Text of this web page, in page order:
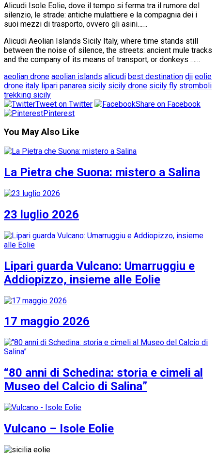
Alicudi Isole Eolie, dove il tempo si ferma tra il rumore del
silenzio, le strade: antiche mulattiere e la compagnia dei i
suoi mezzi di trasporto, ovvero gli asini……
Alicudi Aeolian Islands Sicily Italy, where time stands still
between the noise of silence, the streets: ancient mule tracks
and the company of its means of transport, or donkeys ……
aeolian drone aeolian islands alicudi best destination dji eolie
drone italy lipari panarea sicily sicily drone sicily fly stromboli
trekking sicily
Tweet on Twitter
Share on Facebook
Pinterest
You May Also Like
La Pietra che Suona: mistero a Salina
23 luglio 2026
Lipari guarda Vulcano: Umarruggiu e
Addiopizzo, insieme alle Eolie
17 maggio 2026
“80 anni di Schedina: storia e cimeli al
Museo del Calcio di Salina”
Vulcano – Isole Eolie